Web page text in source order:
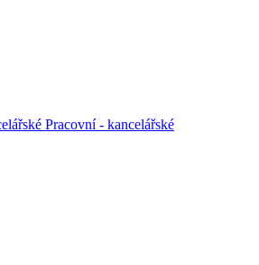
Pracovní - kancelářské